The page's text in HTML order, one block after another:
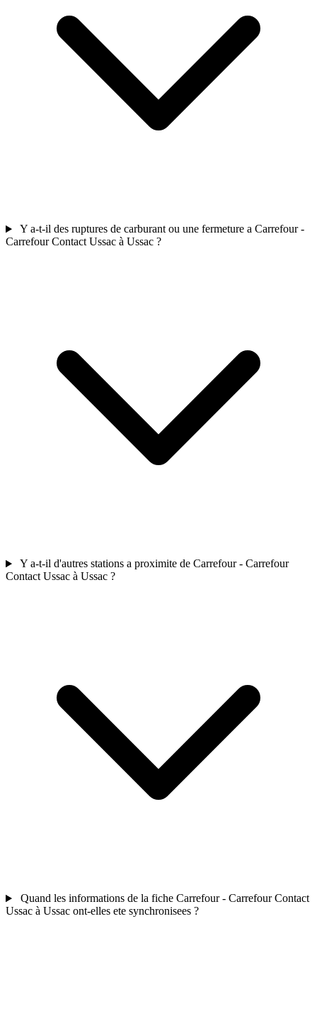
Y a-t-il des ruptures de carburant ou une fermeture a Carrefour -
Carrefour Contact Ussac à Ussac ?
Y a-t-il d'autres stations a proximite de Carrefour - Carrefour
Contact Ussac à Ussac ?
Quand les informations de la fiche Carrefour - Carrefour Contact
Ussac à Ussac ont-elles ete synchronisees ?